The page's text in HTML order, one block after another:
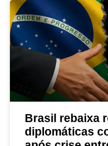
Brasil rebaixa
diplomáticas